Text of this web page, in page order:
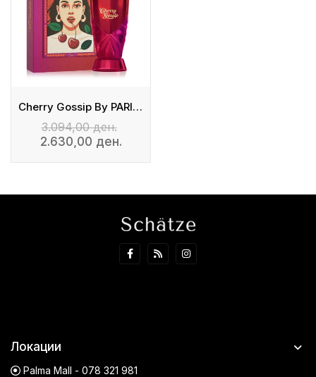
Cherry Gossip By PARIS CORNER
3.094,00 ден.
2.630,00 ден.
Локации
Palma Mall - 078 321 981